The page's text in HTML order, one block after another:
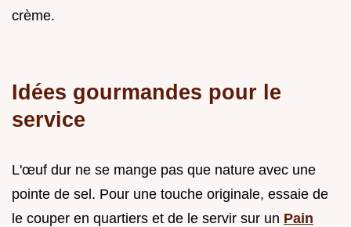
crème.
Idées gourmandes pour le
service
L'œuf dur ne se mange pas que nature avec une
pointe de sel. Pour une touche originale, essaie de
le couper en quartiers et de le servir sur un Pain